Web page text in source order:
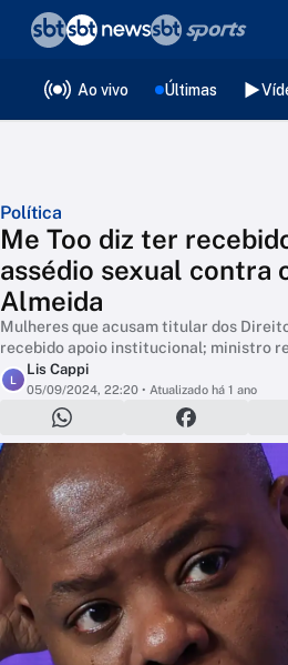
Ao vivo Últimas
Política
Me Too diz ter
assédio sexual contra
Almeida
Mulheres que acusam titular dos
recebido apoio institucional; ministro
L
Lis Cappi
05/09/2024, 22:20 • Atualizado há 1 ano
❮voltar
Editorias